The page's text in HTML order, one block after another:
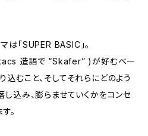
は「SUPER BASIC」。
造語で “Skafer” )が好むベー
込むこと、そしてそれらにどのよう
し込み、膨らませていくかをコンセ
。